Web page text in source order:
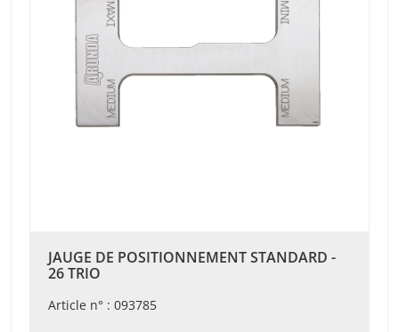
JAUGE DE POSITIONNEMENT STANDARD -
26 TRIO
Article n° : 093785